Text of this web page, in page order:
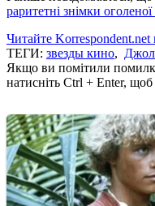
раритетні знімки
Читайте
ТЕГИ: звезды кино,
Якщо ви помітили
натисніть Ctrl + Enter,